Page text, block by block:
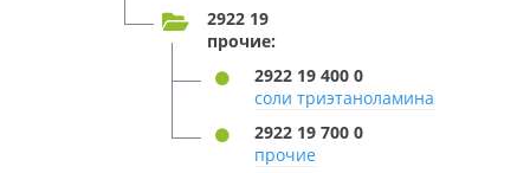
2922 19
прочие:
2922 19 400 0
соли триэтаноламина
2922 19 700 0
прочие